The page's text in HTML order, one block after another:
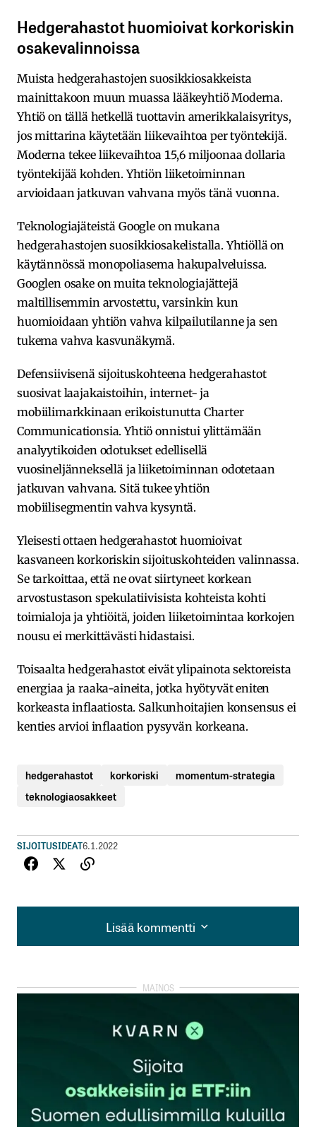
Hedgerahastot huomioivat korkoriskin
osakevalinnoissa
Muista hedgerahastojen suosikkiosakkeista
mainittakoon muun muassa lääkeyhtiö Moderna.
Yhtiö on tällä hetkellä tuottavin amerikkalaisyritys,
jos mittarina käytetään liikevaihtoa per työntekijä.
Moderna tekee liikevaihtoa 15,6 miljoonaa dollaria
työntekijää kohden. Yhtiön liiketoiminnan
arvioidaan jatkuvan vahvana myös tänä vuonna.
Teknologiajäteistä Google on mukana
hedgerahastojen suosikkiosakelistalla. Yhtiöllä on
käytännössä monopoliasema hakupalveluissa.
Googlen osake on muita teknologiajättejä
maltillisemmin arvostettu, varsinkin kun
huomioidaan yhtiön vahva kilpailutilanne ja sen
tukema vahva kasvunäkymä.
Defensiivisenä sijoituskohteena hedgerahastot
suosivat laajakaistoihin, internet- ja
mobiilimarkkinaan erikoistunutta Charter
Communicationsia. Yhtiö onnistui ylittämään
analyytikoiden odotukset edellisellä
vuosineljänneksellä ja liiketoiminnan odotetaan
jatkuvan vahvana. Sitä tukee yhtiön
mobiilisegmentin vahva kysyntä.
Yleisesti ottaen hedgerahastot huomioivat
kasvaneen korkoriskin sijoituskohteiden valinnassa.
Se tarkoittaa, että ne ovat siirtyneet korkean
arvostustason spekulatiivisista kohteista kohti
toimialoja ja yhtiöitä, joiden liiketoimintaa korkojen
nousu ei merkittävästi hidastaisi.
Toisaalta hedgerahastot eivät ylipainota sektoreista
energiaa ja raaka-aineita, jotka hyötyvät eniten
korkeasta inflaatiosta. Salkunhoitajien konsensus ei
kenties arvioi inflaation pysyvän korkeana.
hedgerahastot korkoriski
momentum-strategia
teknologiaosakkeet
SIJOITUSIDEAT6.1.2022
Lisää kommentti
Lisää kommentti
kirjautua
rekisteröityä